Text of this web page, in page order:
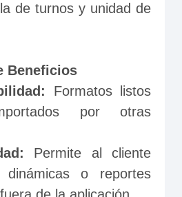
de turnos y unidad de
Beneficios
Formatos listos
por otras
Permite al cliente
dinámicas o reportes